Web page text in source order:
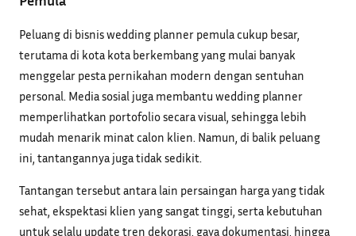
Peluang di bisnis wedding planner pemula cukup besar,
terutama di kota kota berkembang yang mulai banyak
menggelar pesta pernikahan modern dengan sentuhan
personal. Media sosial juga membantu wedding planner
memperlihatkan portofolio secara visual, sehingga lebih
mudah menarik minat calon klien. Namun, di balik peluang
ini, tantangannya juga tidak sedikit.
Tantangan tersebut antara lain persaingan harga yang tidak
sehat, ekspektasi klien yang sangat tinggi, serta kebutuhan
untuk selalu update tren dekorasi, gaya dokumentasi, hingga